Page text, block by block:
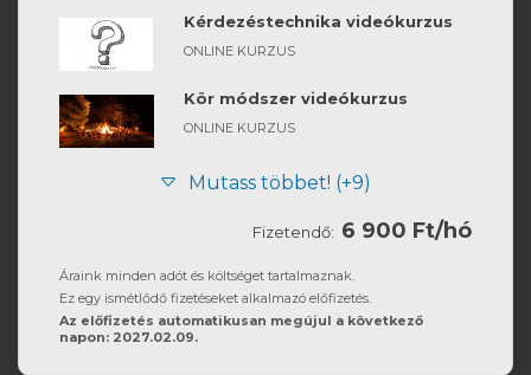
Kérdezéstechnika videókurzus
ONLINE KURZUS
Kör módszer videókurzus
ONLINE KURZUS
Mutass többet! (+9)
Fizetendő: 6 900 Ft/hó
Áraink minden adót és költséget tartalmaznak.
Ez egy ismétlődő fizetéseket alkalmazó előfizetés.
Az előfizetés automatikusan megújul a következő
napon: 2027.02.09.